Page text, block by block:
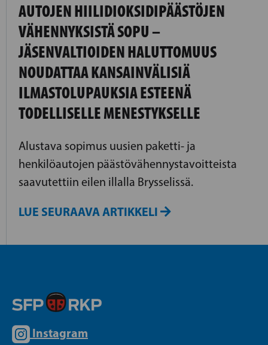
AUTOJEN HIILIDIOKSIDIPÄÄSTÖJEN
VÄHENNYKSISTÄ SOPU –
JÄSENVALTIOIDEN HALUTTOMUUS
NOUDATTAA KANSAINVÄLISIÄ
ILMASTOLUPAUKSIA ESTEENÄ
TODELLISELLE MENESTYKSELLE
Alustava sopimus uusien paketti- ja
henkilöautojen päästövähennystavoitteista
saavutettiin eilen illalla Brysselissä.
LUE SEURAAVA ARTIKKELI
Instagram